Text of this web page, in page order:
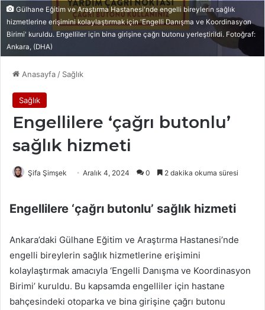
Gülhane Eğitim ve Araştırma Hastanesi'nde engelli bireylerin sağlık
hizmetlerine erişimini kolaylaştırmak için 'Engelli Danışma ve Koordinasyon
Birimi' kuruldu. Engelliler için bina girişine çağrı butonu yerleştirildi. Fotoğraf:
Ankara, (DHA)
Anasayfa / Sağlık
Sağlık
Engellilere ‘çağrı butonlu’
sağlık hizmeti
Şifa Şimşek Aralık 4, 2024 0 2 dakika okuma süresi
Engellilere ‘çağrı butonlu’ sağlık hizmeti
Ankara’daki Gülhane Eğitim ve Araştırma Hastanesi’nde
engelli bireylerin sağlık hizmetlerine erişimini
kolaylaştırmak amacıyla ‘Engelli Danışma ve Koordinasyon
Birimi’ kuruldu. Bu kapsamda engelliler için hastane
bahçesindeki otoparka ve bina girişine çağrı butonu